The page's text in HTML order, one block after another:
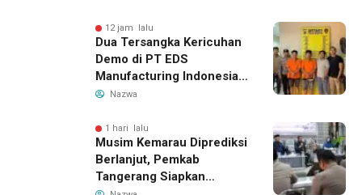
12 jam lalu
Dua Tersangka Kericuhan
Demo di PT EDS
Manufacturing Indonesia
Ditahan, Polda Banten
Pengelolaan Limbah
Nazwa
1 hari lalu
Musim Kemarau Diprediksi
Berlanjut, Pemkab
Tangerang Siapkan